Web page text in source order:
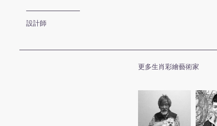
設計師
更多生肖彩繪藝術家